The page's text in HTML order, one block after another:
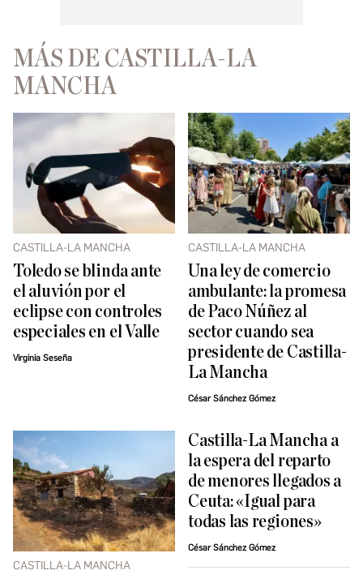
MÁS DE CASTILLA-LA
MANCHA
CASTILLA-LA MANCHA
Toledo se blinda ante
el aluvión por el
eclipse con controles
especiales en el Valle
Virginia Seseña
CASTILLA-LA MANCHA
Una ley de comercio
ambulante: la promesa
de Paco Núñez al
sector cuando sea
presidente de Castilla-
La Mancha
César Sánchez Gómez
CASTILLA-LA MANCHA
Castilla-La Mancha a
la espera del reparto
de menores llegados a
Ceuta: «Igual para
todas las regiones»
César Sánchez Gómez